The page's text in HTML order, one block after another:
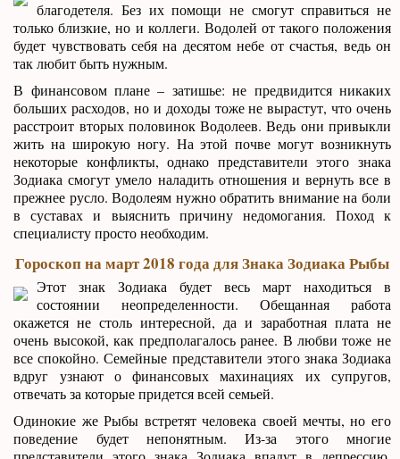
благодетеля. Без их помощи не смогут справиться не
только близкие, но и коллеги. Водолей от такого положения
будет чувствовать себя на десятом небе от счастья, ведь он
так любит быть нужным.
В финансовом плане – затишье: не предвидится никаких
больших расходов, но и доходы тоже не вырастут, что очень
расстроит вторых половинок Водолеев. Ведь они привыкли
жить на широкую ногу. На этой почве могут возникнуть
некоторые конфликты, однако представители этого знака
Зодиака смогут умело наладить отношения и вернуть все в
прежнее русло. Водолеям нужно обратить внимание на боли
в суставах и выяснить причину недомогания. Поход к
специалисту просто необходим.
Гороскоп на март 2018 года для Знака Зодиака Рыбы
Этот знак Зодиака будет весь март находиться в
состоянии неопределенности. Обещанная работа
окажется не столь интересной, да и заработная плата не
очень высокой, как предполагалось ранее. В любви тоже не
все спокойно. Семейные представители этого знака Зодиака
вдруг узнают о финансовых махинациях их супругов,
отвечать за которые придется всей семьей.
Одинокие же Рыбы встретят человека своей мечты, но его
поведение будет непонятным. Из-за этого многие